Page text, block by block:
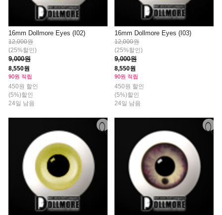
16mm Dollmore Eyes (I02)
12,000원
(25%할인)
9,000원
8,550원
90원 적립
450원 할인
(5%)할인
24일 남음
16mm Dollmore Eyes (I03)
12,000원
(25%할인)
9,000원
8,550원
90원 적립
450원 할인
(5%)할인
24일 남음